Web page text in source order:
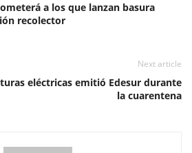
a los que lanzan basura
recolector
Next article
eléctricas emitió Edesur durante
la cuarentena